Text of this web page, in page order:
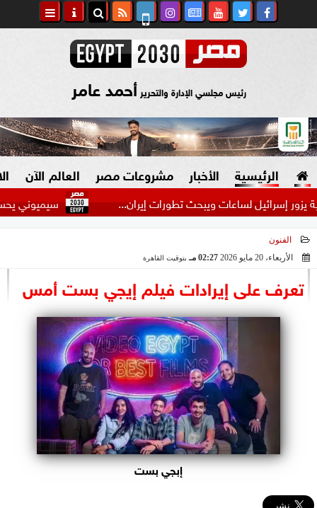
رئيس مجلسي الإدارة والتحرير أحمد عامر
الرئيسية الأخبار
السياسة
الرئاسة
البرلمان
الوزارات
الأحزاب
مشروعات مصر العالم الآن
سيميوني يحسم إسرائيل لساعات ويبحث تطورات إيران...
الفنون
الأربعاء، 20 مايو 2026
02:27 مـ بتوقيت القاهرة
تعرف على إيرادات فيلم إيجي بست أمس
إبجي بست